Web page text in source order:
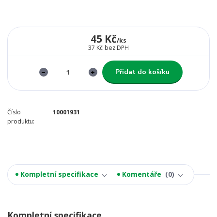
45 Kč/ks
37 Kč bez DPH
Přidat do košíku
Číslo
produktu:
10001931
Kompletní specifikace Komentáře 0